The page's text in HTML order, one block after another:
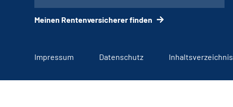
Meinen Rentenversicherer finden
Impressum Datenschutz Inhaltsverzeichnis